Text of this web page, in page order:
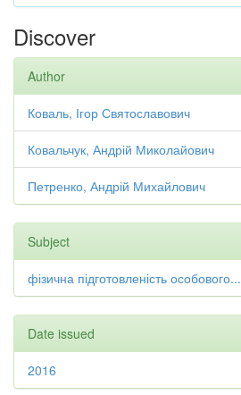
Discover
Author
Коваль, Ігор Святославович
Ковальчук, Андрій Миколайович
Петренко, Андрій Михайлович
Subject
фізична підготовленість особового...
Date issued
2016